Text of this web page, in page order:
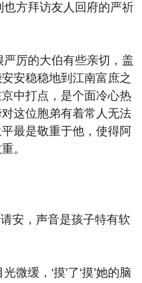
方拜访友人回府的严祈
安稳稳地到江南富庶之
中打点，是个面冷心热
这位胞弟有着常人无法
最是敬重于他，使得阿
也‮分十‬敬重。
子特有软
，‘摸’了‘摸’‮的她‬脑